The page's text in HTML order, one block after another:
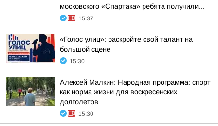
московского «Спартака» ребята получили...
15:37
«Голос улиц»: раскройте свой талант на
большой сцене
15:30
Алексей Малкин: Народная программа: спорт
как норма жизни для воскресенских
долголетов
15:30